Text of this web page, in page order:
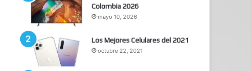
Colombia 2026
mayo 10, 2026
Los Mejores Celulares del 2021
octubre 22, 2021